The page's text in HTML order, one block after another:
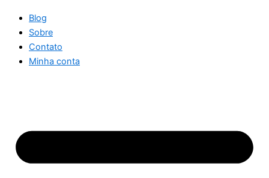
Blog
Sobre
Contato
Minha conta